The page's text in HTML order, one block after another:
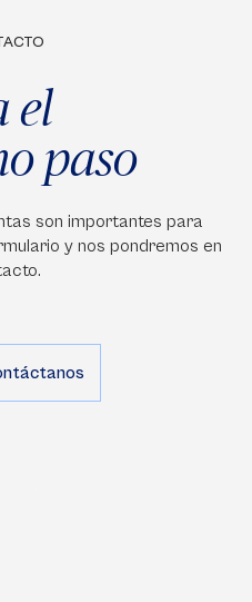
el
paso
son importantes para
y nos pondremos en